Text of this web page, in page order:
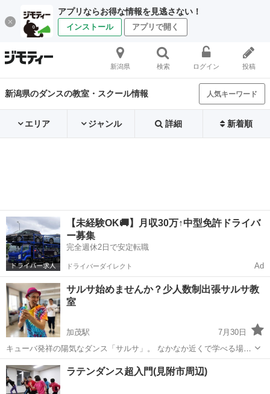
アプリならお得な情報を見逃さない！
インストール アプリで開く
新潟県 検索 ログイン 投稿
新潟県のダンスの教室・スクール情報 人気キーワード
エリア ジャンル 詳細 新着順
【未経験OK🚚】月収30万↑中型免許ドライバ
ー募集
完全週休2日で安定転職
ドライバーダイレクト Ad
サルサ始めませんか？少人数制出張サルサ教
室
加茂駅
7月30日
キューバ発祥の陽気なダンス「サルサ」。 なかなか近くで学べる場所
がない、とお嘆きのお方向け。 サルサインストラクター嵐が、そちら
に出向いて指導致します。 誰にもバレずに始めたい初心者お一人様〜
仲良しグループまで、五人程度以内...
新潟 加茂市 加茂駅 サルサダンス サルサ
ラテンダンス超入門(見附市周辺)